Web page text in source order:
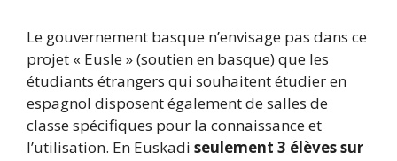
Le gouvernement basque n’envisage pas dans ce
projet « Eusle » (soutien en basque) que les
étudiants étrangers qui souhaitent étudier en
espagnol disposent également de salles de
classe spécifiques pour la connaissance et
l’utilisation. En Euskadi seulement 3 élèves sur